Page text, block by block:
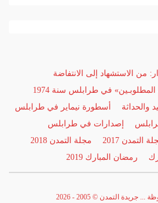
المطلوبـين» في طرابلس سنة 1974
والحداثة
أسطورة نيماير في طرابلس
إصدارات في طرابلس
التمدن 2017
مجلة التمدن 2018
رمضان المبارك 2019
التمدن © 2005 - 2026